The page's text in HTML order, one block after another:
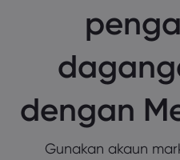
dengan
Gunakan akaun